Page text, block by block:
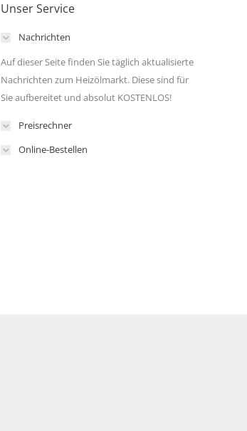
Unser Service
Nachrichten
Auf dieser Seite finden Sie täglich aktualisierte
Nachrichten zum Heizölmarkt. Diese sind für
Sie aufbereitet und absolut KOSTENLOS!
Preisrechner
Online-Bestellen